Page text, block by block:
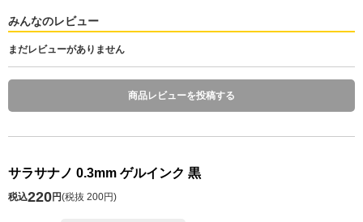
みんなのレビュー
まだレビューがありません
商品レビューを投稿する
サラサナノ 0.3mm ゲルインク 黒
税込220円(税抜 200円)